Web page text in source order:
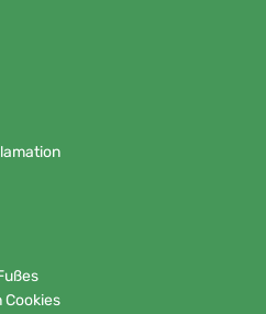
Cookies